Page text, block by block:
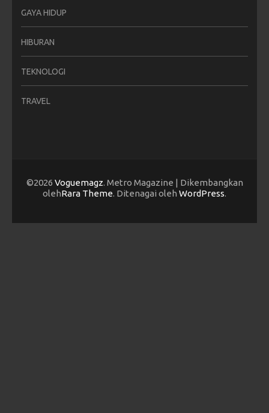
GAYA HIDUP
HIBURAN
TEKNOLOGI
TRAVEL
©2026 Voguemagz. Metro Magazine | Dikembangkan
olehRara Theme. Ditenagai oleh WordPress.